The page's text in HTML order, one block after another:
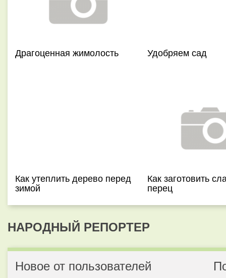
Драгоценная жимолость Удобряем сад
Как утеплить дерево перед
зимой
Как заготовить
перец
НАРОДНЫЙ РЕПОРТЕР
Новое от пользователей